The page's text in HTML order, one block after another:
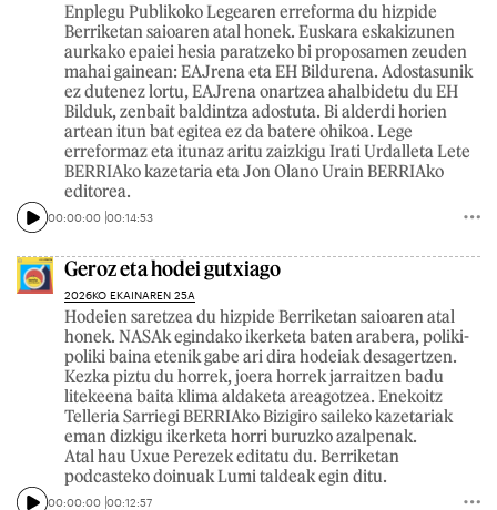
Enplegu Publikoko Legearen erreforma du hizpide
Berriketan saioaren atal honek. Euskara eskakizunen
aurkako epaiei hesia paratzeko bi proposamen zeuden
mahai gainean: EAJrena eta EH Bildurena. Adostasunik
ez dutenez lortu, EAJrena onartzea ahalbidetu du EH
Bilduk, zenbait baldintza adostuta. Bi alderdi horien
artean itun bat egitea ez da batere ohikoa. Lege
erreformaz eta itunaz aritu zaizkigu Irati Urdalleta Lete
BERRIAko kazetaria eta Jon Olano Urain BERRIAko
editorea.
00:00:00 00:14:53
Geroz eta hodei gutxiago
2026KO EKAINAREN 25A
Hodeien saretzea du hizpide Berriketan saioaren atal
honek. NASAk egindako ikerketa baten arabera, poliki-
poliki baina etenik gabe ari dira hodeiak desagertzen.
Kezka piztu du horrek, joera horrek jarraitzen badu
litekeena baita klima aldaketa areagotzea. Enekoitz
Telleria Sarriegi BERRIAko Bizigiro saileko kazetariak
eman dizkigu ikerketa horri buruzko azalpenak.
Atal hau Uxue Perezek editatu du. Berriketan
podcasteko doinuak Lumi taldeak egin ditu.
00:00:00 00:12:57